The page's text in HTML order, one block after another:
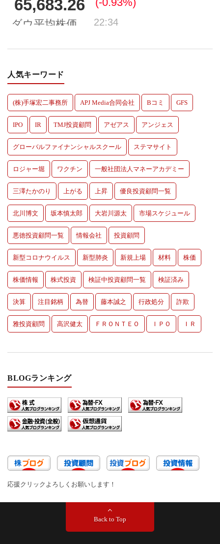
人気キーワード
(株)手塚宏二事務所 APJ Media合同会社 Bコミ GFS
IPO IR TMJ投資顧問 アゼアス アンジェス
グローバルファイナンシャルスクール ステマサイト
ロジャー堀 ワクチン 一般社団法人マネーアカデミー
三澤たかのり 上がる 上昇 優良投資顧問一覧
北川博文 坂本慎太郎 大岩川源太 市場スケジュール
悪徳投資顧問一覧 情報会社 投資顧問
新型コロナウイルス 新型肺炎 新規上場 材料 株価
株価情報 株式投資 検証中投資顧問一覧 検証済み
決算 注目銘柄 為替 藤本誠之 行政処分 詐欺
雅投資顧問 高沢健太 ＦＲＯＮＴＥＯ ＩＰＯ ＩＲ
BLOGランキング
応援クリックよろしくお願いします！
Back to Top